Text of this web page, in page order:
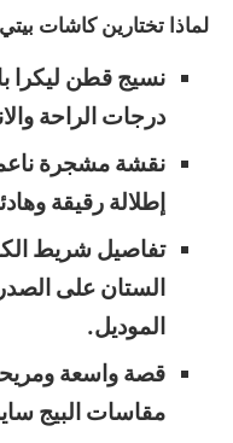
لماذا تختارين كاشات
نسيج قطن ليكرا
درجات الراحة
نقشة مشجرة
إطلالة رقيقة
تفاصيل شريط
الستان على
الموديل.
قصة واسعة
مقاسات البيج سايز (من 90 ك